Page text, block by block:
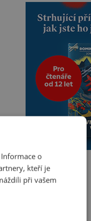
o
kteří je
při vašem